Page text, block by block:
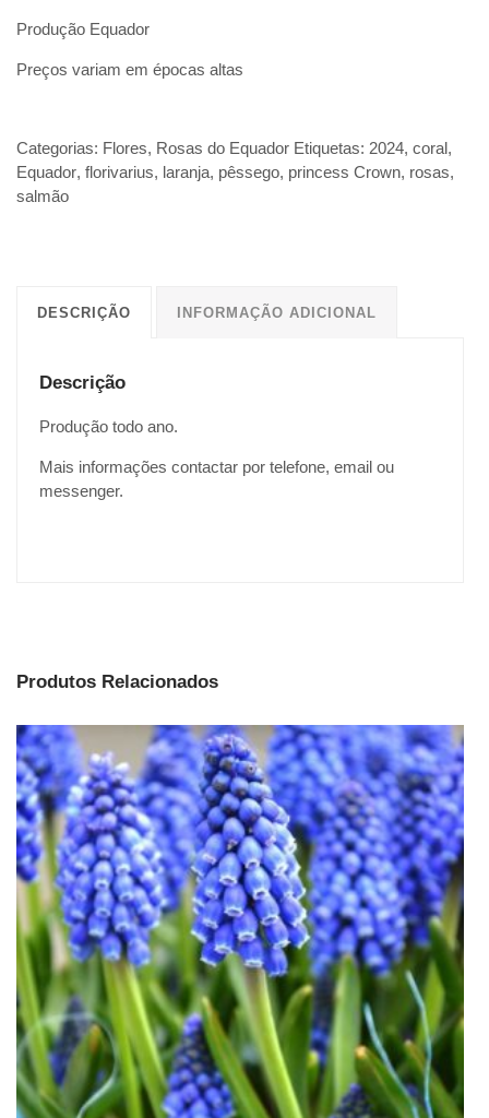
Produção Equador
Preços variam em épocas altas
Categorias: Flores, Rosas do Equador Etiquetas: 2024, coral,
Equador, florivarius, laranja, pêssego, princess Crown, rosas,
salmão
DESCRIÇÃO INFORMAÇÃO ADICIONAL
Descrição
Produção todo ano.
Mais informações contactar por telefone, email ou
messenger.
Produtos Relacionados